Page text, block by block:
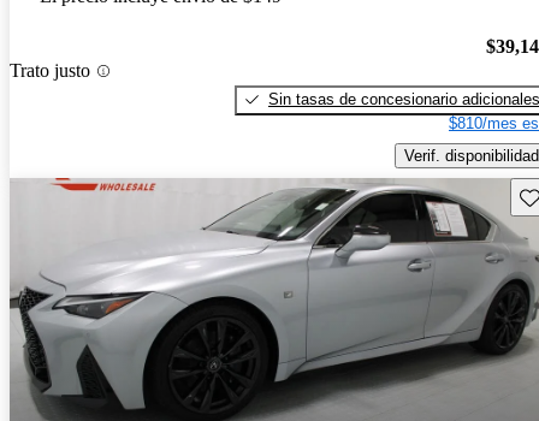
Trato justo
Sin tasas de concesionario adicionales
$810/mes
Verif. disponibilidad